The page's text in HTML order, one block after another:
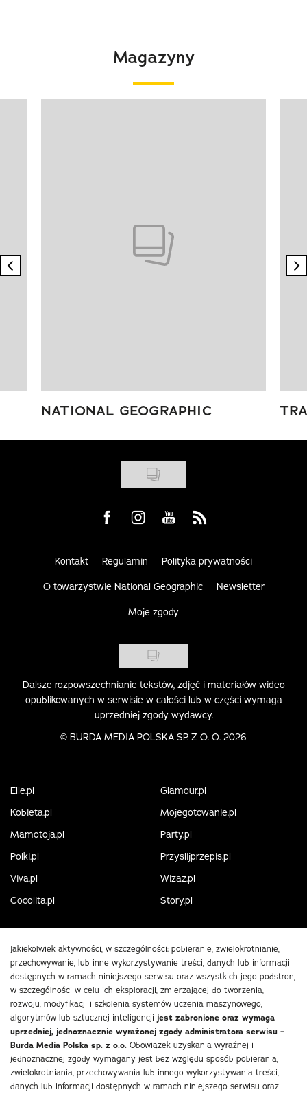
Magazyny
previous element
NATIONAL GEOGRAPHIC
Visit us on Facebook
Visit us on Instagram
Visit us on Youtube
Visit us on Rss
Kontakt Regulamin Polityka prywatności
O towarzystwie National Geographic Newsletter
Moje zgody
Dalsze rozpowszechnianie tekstów, zdjęć i materiałów wideo
opublikowanych w serwisie w całości lub w części wymaga
uprzedniej zgody wydawcy.
© BURDA MEDIA POLSKA SP. Z O. O. 2026
Elle.pl
Glamour.pl
Kobieta.pl
Mojegotowanie.pl
Mamotoja.pl
Party.pl
Polki.pl
Przyslijprzepis.pl
Viva.pl
Wizaz.pl
Cocolita.pl
Story.pl
Jakiekolwiek aktywności, w szczególności: pobieranie, zwielokrotnianie,
przechowywanie, lub inne wykorzystywanie treści, danych lub informacji
dostępnych w ramach niniejszego serwisu oraz wszystkich jego podstron,
w szczególności w celu ich eksploracji, zmierzającej do tworzenia,
rozwoju, modyfikacji i szkolenia systemów uczenia maszynowego,
algorytmów lub sztucznej inteligencji jest zabronione oraz wymaga
uprzedniej, jednoznacznie wyrażonej zgody administratora serwisu –
Burda Media Polska sp. z o.o. Obowiązek uzyskania wyraźnej i
jednoznacznej zgody wymagany jest bez względu sposób pobierania,
zwielokrotniania, przechowywania lub innego wykorzystywania treści,
danych lub informacji dostępnych w ramach niniejszego serwisu oraz